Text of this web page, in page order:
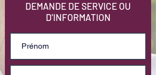
DEMANDE DE SERVICE OU
D'INFORMATION